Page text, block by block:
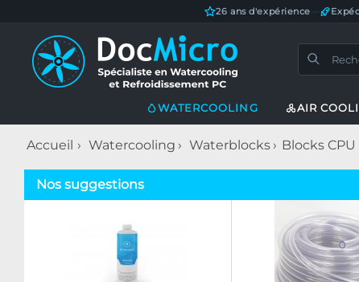
26 ans d'expérience
WATERCOOLING AIR
Accueil Watercooling Waterblocks Blocks CPU
Nos suggestions